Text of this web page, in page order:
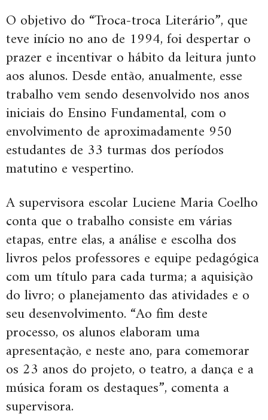
O objetivo do “Troca-troca Literário”, que
teve início no ano de 1994, foi despertar o
prazer e incentivar o hábito da leitura junto
aos alunos. Desde então, anualmente, esse
trabalho vem sendo desenvolvido nos anos
iniciais do Ensino Fundamental, com o
envolvimento de aproximadamente 950
estudantes de 33 turmas dos períodos
matutino e vespertino.
A supervisora escolar Luciene Maria Coelho
conta que o trabalho consiste em várias
etapas, entre elas, a análise e escolha dos
livros pelos professores e equipe pedagógica
com um título para cada turma; a aquisição
do livro; o planejamento das atividades e o
seu desenvolvimento. “Ao fim deste
processo, os alunos elaboram uma
apresentação, e neste ano, para comemorar
os 23 anos do projeto, o teatro, a dança e a
música foram os destaques”, comenta a
supervisora.